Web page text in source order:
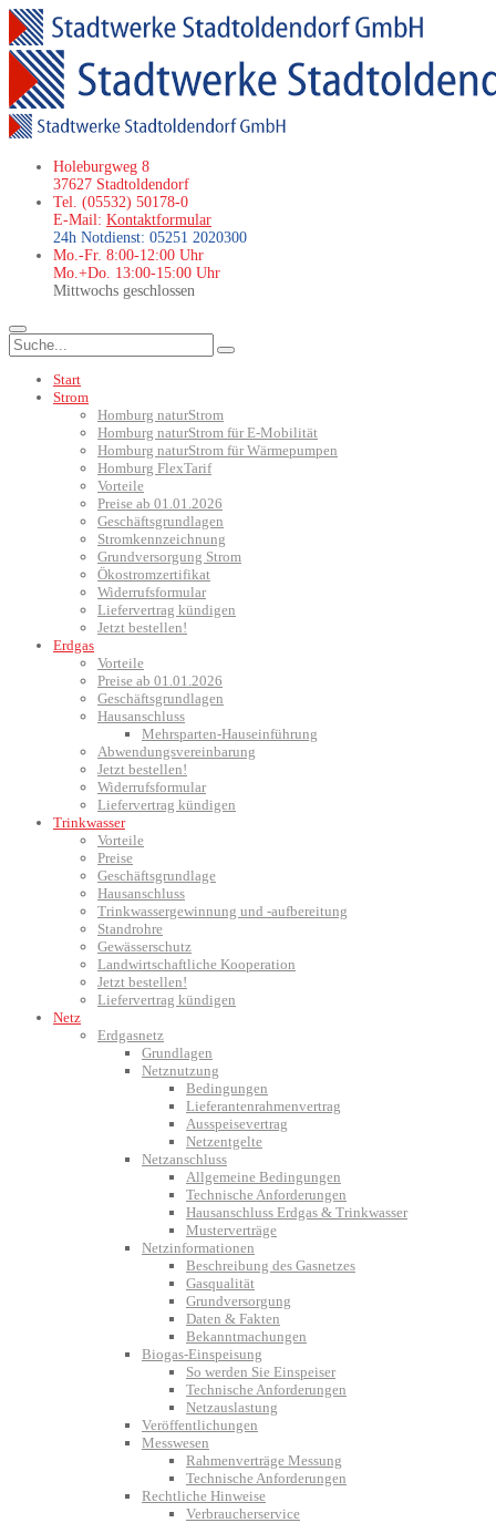
Holeburgweg 8
37627 Stadtoldendorf
Tel. (05532) 50178-0
E-Mail: Kontaktformular
24h Notdienst: 05251 2020300
Mo.-Fr. 8:00-12:00 Uhr
Mo.+Do. 13:00-15:00 Uhr
Mittwochs geschlossen
Start
Strom
Homburg naturStrom
Homburg naturStrom für E-Mobilität
Homburg naturStrom für Wärmepumpen
Homburg FlexTarif
Vorteile
Preise ab 01.01.2026
Geschäftsgrundlagen
Stromkennzeichnung
Grundversorgung Strom
Ökostromzertifikat
Widerrufsformular
Liefervertrag kündigen
Jetzt bestellen!
Erdgas
Vorteile
Preise ab 01.01.2026
Geschäftsgrundlagen
Hausanschluss
Mehrsparten-Hauseinführung
Abwendungsvereinbarung
Jetzt bestellen!
Widerrufsformular
Liefervertrag kündigen
Trinkwasser
Vorteile
Preise
Geschäftsgrundlage
Hausanschluss
Trinkwassergewinnung und -aufbereitung
Standrohre
Gewässerschutz
Landwirtschaftliche Kooperation
Jetzt bestellen!
Liefervertrag kündigen
Netz
Erdgasnetz
Grundlagen
Netznutzung
Bedingungen
Lieferantenrahmenvertrag
Ausspeisevertrag
Netzentgelte
Netzanschluss
Allgemeine Bedingungen
Technische Anforderungen
Hausanschluss Erdgas & Trinkwasser
Musterverträge
Netzinformationen
Beschreibung des Gasnetzes
Gasqualität
Grundversorgung
Daten & Fakten
Bekanntmachungen
Biogas-Einspeisung
So werden Sie Einspeiser
Technische Anforderungen
Netzauslastung
Veröffentlichungen
Messwesen
Rahmenverträge Messung
Technische Anforderungen
Rechtliche Hinweise
Verbraucherservice